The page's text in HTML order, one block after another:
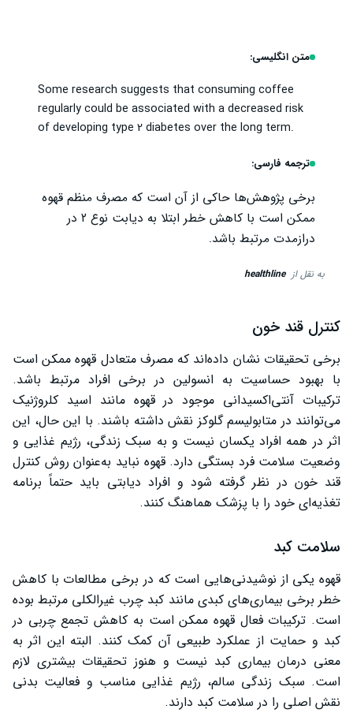
متن انگلیسی:
Some research suggests that consuming coffee
regularly could be associated with a decreased risk
of developing type 2 diabetes over the long term.
ترجمه فارسی:
برخی پژوهش‌ها حاکی از آن است که مصرف منظم قهوه
ممکن است با کاهش خطر ابتلا به دیابت نوع ۲ در
درازمدت مرتبط باشد.
به نقل از healthline
کنترل قند خون
برخی تحقیقات نشان داده‌اند که مصرف متعادل قهوه ممکن است
با بهبود حساسیت به انسولین در برخی افراد مرتبط باشد.
ترکیبات آنتی‌اکسیدانی موجود در قهوه مانند اسید کلروژنیک
می‌توانند در متابولیسم گلوکز نقش داشته باشند. با این حال، این
اثر در همه افراد یکسان نیست و به سبک زندگی، رژیم غذایی و
وضعیت سلامت فرد بستگی دارد. قهوه نباید به‌عنوان روش کنترل
قند خون در نظر گرفته شود و افراد دیابتی باید حتماً برنامه
تغذیه‌ای خود را با پزشک هماهنگ کنند.
سلامت کبد
قهوه یکی از نوشیدنی‌هایی است که در برخی مطالعات با کاهش
خطر برخی بیماری‌های کبدی مانند کبد چرب غیرالکلی مرتبط بوده
است. ترکیبات فعال قهوه ممکن است به کاهش تجمع چربی در
کبد و حمایت از عملکرد طبیعی آن کمک کنند. البته این اثر به
معنی درمان بیماری کبد نیست و هنوز تحقیقات بیشتری لازم
است. سبک زندگی سالم، رژیم غذایی مناسب و فعالیت بدنی
نقش اصلی را در سلامت کبد دارند.